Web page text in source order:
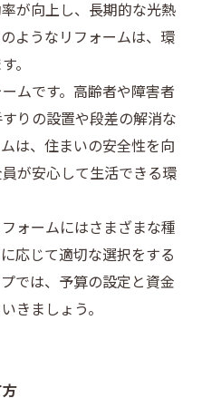
が向上し、長期的な光熱
ようなリフォームは、環
。
ムです。高齢者や障害者
りの設置や段差の解消な
は、住まいの安全性を向
が安心して生活できる環
ォームにはさまざまな種
応じて適切な選択をする
では、予算の設定と資金
きましょう。